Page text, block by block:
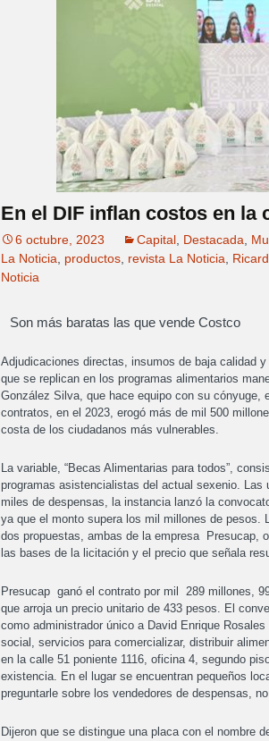
En el DIF inflan costos en la
6 octubre, 2023 Capital Destacada
La Noticia
productos revista La Noticia
Noticia
Son más baratas las que vende Costco
Adjudicaciones directas, insumos de baja calidad
que se replican en los programas alimentarios
González Silva, que hace equipo con su cónyuge,
contratos, en el 2023, erogó más de mil 500
costa de los ciudadanos más vulnerables.
La variable, “Becas Alimentarias para todos”,
programas asistencialistas del actual sexenio.
miles de despensas, la instancia lanzó la
ya que el monto supera los mil millones de pesos.
dos propuestas, ambas de la empresa Presucap,
las bases de la licitación y el precio que señala
Presucap ganó el contrato por mil 289 millones,
que arroja un precio unitario de 433 pesos. El
como administrador único a David Enrique
social, servicios para comercializar, distribuir
en la calle 51 poniente 1116, oficina 4, segundo
existencia. En el lugar se encuentran pequeños
preguntarle sobre los vendedores de despensas,
Dijeron que se distingue una placa con el nombre